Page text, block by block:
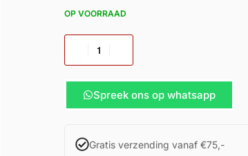
OP VOORRAAD
Spreek ons op whatsapp
Gratis verzending vanaf €75,-